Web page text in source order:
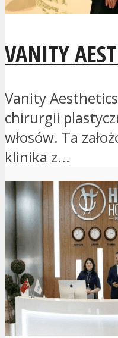
VANITY
Vanity
chirurgii
włosów. Ta
klinika z...